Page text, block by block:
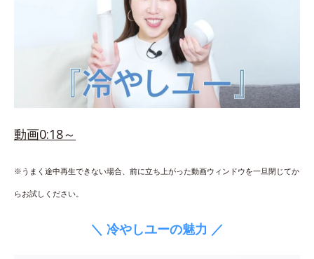
動画0:18～
※うまく途中再生できない場合、前に立ち上がった動画ウィンドウを一旦閉じてか
らお試しください。
＼ 冷やしユーの魅力 ／